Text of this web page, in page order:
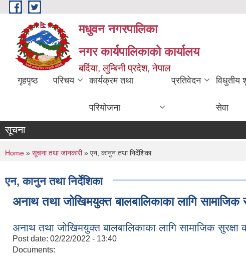
Skip to main content
मधुवन नगरपालिका
नगर कार्यपालिकाको कार्यालय
बर्दिया, लुम्बिनी प्रदेश, नेपाल
गृहपृष्ठ परिचय कार्यक्रम तथा
परियोजना
प्रतिवेदन विधुतीय
सेवा
सूचना
You are here
Home » सूचना तथा जानकारी» एन, कानुन तथा निर्देशिका
एन, कानुन तथा निर्देशिका
अनाथ तथा जोखिमयुक्त बालबालिकाका लागि सामाजिक
अनाथ तथा जोखिमयुक्त बालबालिकाका लागि सामाजिक सुरक्षा
Post date: 02/22/2022 - 13:40
Documents: